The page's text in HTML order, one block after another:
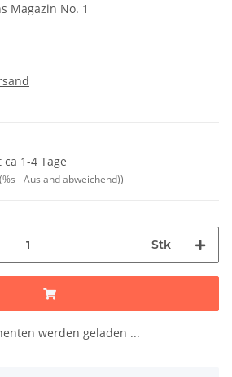
Magazin No. 1
1-4 Tage
- Ausland abweichend))
Stk
werden geladen ...